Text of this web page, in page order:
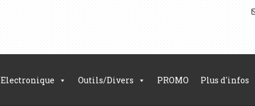
Electronique Outils/Divers PROMO Plus d'infos